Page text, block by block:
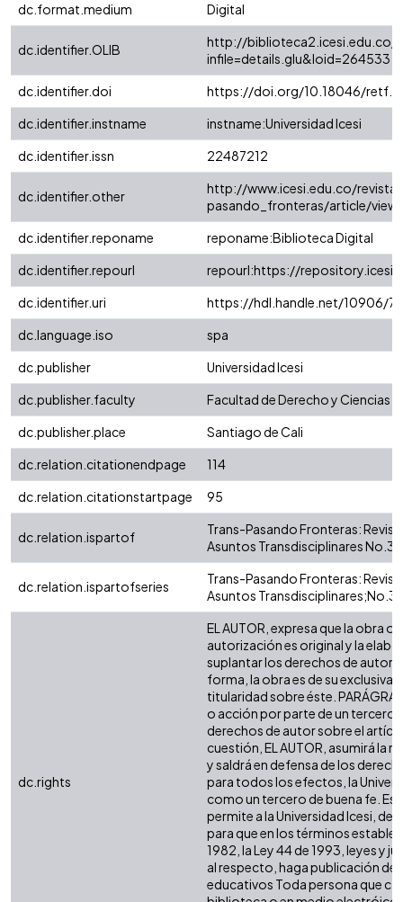
dc.format.medium
Digital
dc.identifier.OLIB
http://biblioteca2.icesi.edu.co/
infile=details.glu&loid=264533
dc.identifier.doi
https://doi.org/10.18046/
dc.identifier.instname
instname:Universidad Icesi
dc.identifier.issn
22487212
dc.identifier.other
http://www.icesi.edu.co/
pasando_fronteras/article/
dc.identifier.reponame
reponame:Biblioteca Digital
dc.identifier.repourl
repourl:https://
dc.identifier.uri
https://hdl.handle.net/10906/
dc.language.iso
spa
dc.publisher
Universidad Icesi
dc.publisher.faculty
Facultad de Derecho y Ciencias
dc.publisher.place
Santiago de Cali
dc.relation.citationendpage
114
dc.relation.citationstartpage
95
dc.relation.ispartof
Trans-Pasando Fronteras:
Asuntos Transdisciplinares No.3
dc.relation.ispartofseries
Trans-Pasando Fronteras:
Asuntos Transdisciplinares;No.3
dc.rights
EL AUTOR, expresa que la obra
autorización es original y la
suplantar los derechos de autor
forma, la obra es de su exclusiva
titularidad sobre éste.
o acción por parte de un tercero
derechos de autor sobre el
cuestión, EL AUTOR, asumirá la
y saldrá en defensa de los
para todos los efectos, la
como un tercero de buena fe.
permite a la Universidad Icesi, de
para que en los términos
1982, la Ley 44 de 1993, leyes y
al respecto, haga publicación de
educativos Toda persona que